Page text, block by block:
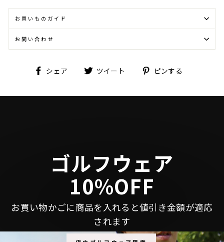
お買いものガイド
お問い合わせ
シェア
Facebookツイート
Twitterピンする
ゴルフウェア
10%OFF
お買い物かごに商品を入れると値引き金額が適応
されます